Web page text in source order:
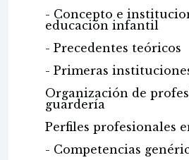
- Concepto e
educación infantil
- Precedentes teóricos
- Primeras
Organización de
guardería
Perfiles profesionales
- Competencias